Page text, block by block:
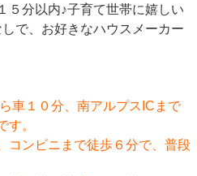
５分以内♪子育て世帯に嬉しい
で、お好きなハウスメーカー
車１０分、南アルプスICまで
す。
コンビニまで徒歩６分で、普段